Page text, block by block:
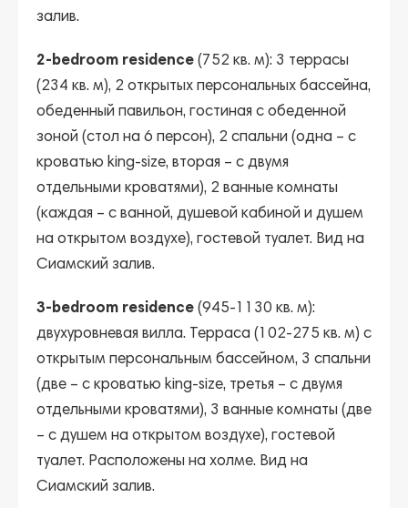
залив.
2-bedroom residence (752 кв. м): 3 террасы
(234 кв. м), 2 открытых персональных бассейна,
обеденный павильон, гостиная с обеденной
зоной (стол на 6 персон), 2 спальни (одна – с
кроватью king-size, вторая – с двумя
отдельными кроватями), 2 ванные комнаты
(каждая – с ванной, душевой кабиной и душем
на открытом воздухе), гостевой туалет. Вид на
Сиамский залив.
3-bedroom residence (945-1130 кв. м):
двухуровневая вилла. Терраса (102-275 кв. м) с
открытым персональным бассейном, 3 спальни
(две – с кроватью king-size, третья – с двумя
отдельными кроватями), 3 ванные комнаты (две
– с душем на открытом воздухе), гостевой
туалет. Расположены на холме. Вид на
Сиамский залив.